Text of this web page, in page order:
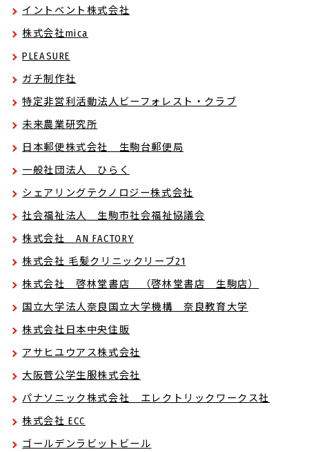
イントベント株式会社
株式会社mica
PLEASURE
ガチ制作社
特定非営利活動法人ビーフォレスト・クラブ
未来農業研究所
日本郵便株式会社 生駒台郵便局
一般社団法人 ひらく
シェアリングテクノロジー株式会社
社会福祉法人 生駒市社会福祉協議会
株式会社 AN FACTORY
株式会社 毛髪クリニックリーブ21
株式会社 啓林堂書店 （啓林堂書店 生駒店）
国立大学法人奈良国立大学機構 奈良教育大学
株式会社日本中央住販
アサヒユウアス株式会社
大阪菅公学生服株式会社
パナソニック株式会社 エレクトリックワークス社
株式会社 ECC
ゴールデンラビットビール